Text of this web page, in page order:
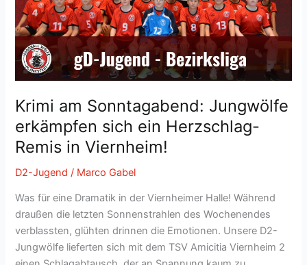
sich
am
Ende
durch
Krimi am Sonntagabend: Jungwölfe
erkämpfen sich ein Herzschlag-
Remis in Viernheim!
D2-Jugend / Marco Gabel
Was für eine Dramatik in der Viernheimer Halle! Während
draußen die letzten Sonnenstrahlen des Wochenendes
verblassten, glühten drinnen die Emotionen. Unsere D2-
Jungwölfe lieferten sich mit dem TSV Amicitia Viernheim 2